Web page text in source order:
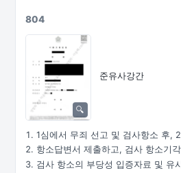
804
준유사강간
1심에서 무죄 선고 및 검사항소 후,
항소답변서 제출하고, 검사 항소기
검사 항소의 부당성 입증자료 및 유